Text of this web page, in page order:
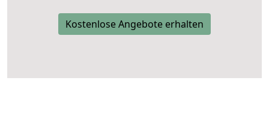
Kostenlose Angebote erhalten